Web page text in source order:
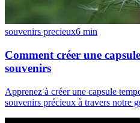
souvenirs precieux6 min
Comment créer une
souvenirs
Apprenez à créer une capsule
souvenirs précieux à travers notre